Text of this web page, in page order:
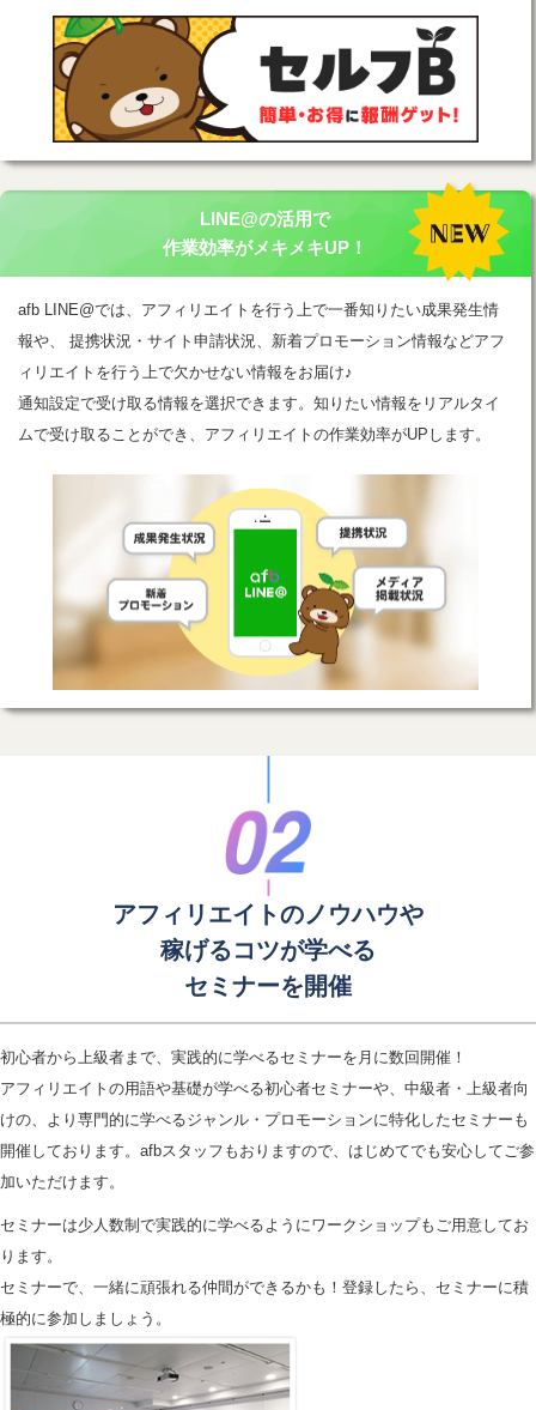
LINE@の活用で
作業効率がメキメキUP！
afb LINE@では、アフィリエイトを行う上で一番知りたい成果発生情
報や、 提携状況・サイト申請状況、新着プロモーション情報などアフ
ィリエイトを行う上で欠かせない情報をお届け♪
通知設定で受け取る情報を選択できます。知りたい情報をリアルタイ
ムで受け取ることができ、アフィリエイトの作業効率がUPします。
アフィリエイトのノウハウや
稼げるコツが学べる
セミナーを開催
初心者から上級者まで、実践的に学べるセミナーを月に数回開催！
アフィリエイトの用語や基礎が学べる初心者セミナーや、中級者・上級者向
けの、より専門的に学べるジャンル・プロモーションに特化したセミナーも
開催しております。afbスタッフもおりますので、はじめてでも安心してご参
加いただけます。
セミナーは少人数制で実践的に学べるようにワークショップもご用意してお
ります。
セミナーで、一緒に頑張れる仲間ができるかも！登録したら、セミナーに積
極的に参加しましょう。